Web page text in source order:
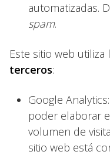
automatizadas.
spam.
Este sitio web utiliza
terceros:
Google
poder elaborar
volumen de
sitio web está